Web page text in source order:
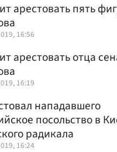
арестовать пять
16:56
арестовать отца
16:19
нападавшего
посольство в
радикала
16:24